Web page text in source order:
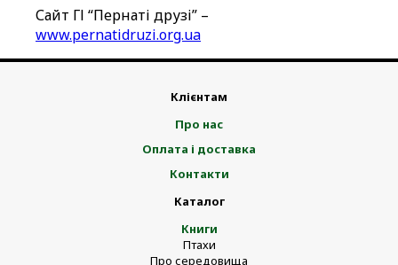
Сайт ГІ “Пернаті друзі” –
www.pernatidruzi.org.ua
Каталог
Книги
Птахи
Про середовища
Клієнтам
Про нас
Оплата і доставка
Контакти